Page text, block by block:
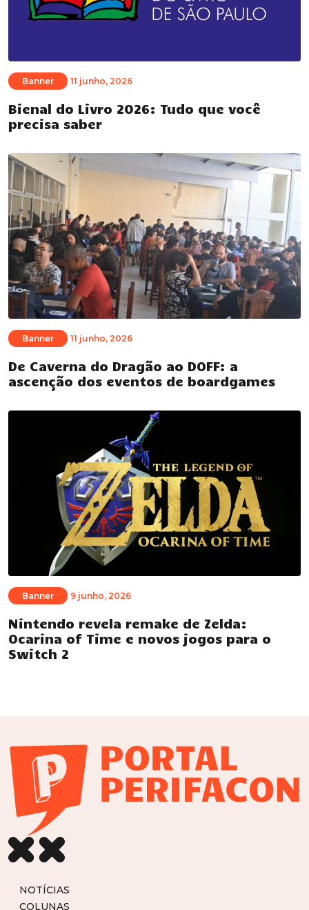
Banner 11 junho, 2026
Bienal do Livro 2026: Tudo que você
precisa saber
Banner 11 junho, 2026
De Caverna do Dragão ao DOFF: a
ascenção dos eventos de boardgames
Banner 9 junho, 2026
Nintendo revela remake de Zelda:
Ocarina of Time e novos jogos para o
Switch 2
NOTÍCIAS
COLUNAS